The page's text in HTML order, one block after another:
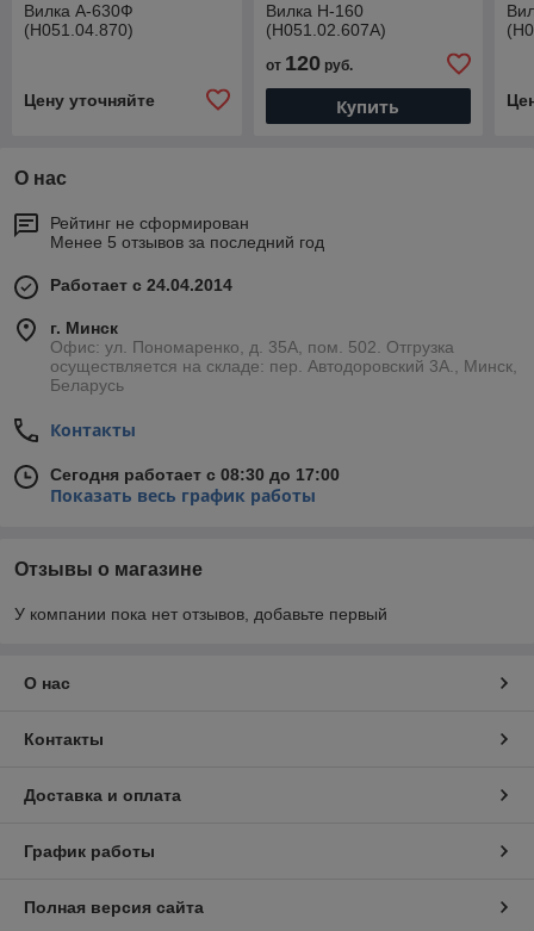
Вилка А-630Ф
(Н051.04.870)
Цену уточняйте
Вилка Н-160
(Н051.02.607А)
от 120руб.
Купить
О нас
Рейтинг не сформирован
Менее 5 отзывов за последний год
Работает с 24.04.2014
г. Минск
Офис: ул. Пономаренко, д. 35А, пом. 502. Отгрузка
осуществляется на складе: пер. Автодоровский 3А., Минск,
Беларусь
Контакты
Сегодня работает с 08:30 до 17:00
Показать весь график работы
Отзывы о магазине
У компании пока нет отзывов, добавьте первый
О нас
Контакты
Доставка и оплата
График работы
Полная версия сайта